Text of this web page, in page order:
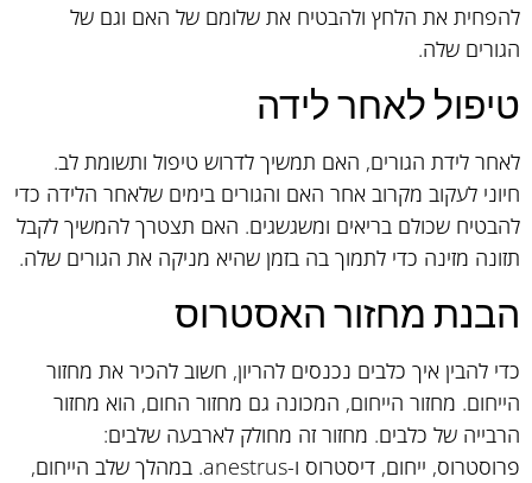
להפחית את הלחץ ולהבטיח את שלומם של האם וגם של
הגורים שלה.
טיפול לאחר לידה
לאחר לידת הגורים, האם תמשיך לדרוש טיפול ותשומת לב.
חיוני לעקוב מקרוב אחר האם והגורים בימים שלאחר הלידה כדי
להבטיח שכולם בריאים ומשגשגים. האם תצטרך להמשיך לקבל
תזונה מזינה כדי לתמוך בה בזמן שהיא מניקה את הגורים שלה.
הבנת מחזור האסטרוס
כדי להבין איך כלבים נכנסים להריון, חשוב להכיר את מחזור
הייחום. מחזור הייחום, המכונה גם מחזור החום, הוא מחזור
הרבייה של כלבים. מחזור זה מחולק לארבעה שלבים:
פרוסטרוס, ייחום, דיסטרוס ו-anestrus. במהלך שלב הייחום,